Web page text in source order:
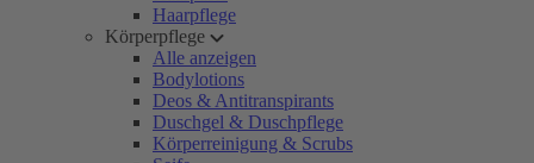
Haarpflege
Körperpflege
Alle anzeigen
Bodylotions
Deos & Antitranspirants
Duschgel & Duschpflege
Körperreinigung & Scrubs